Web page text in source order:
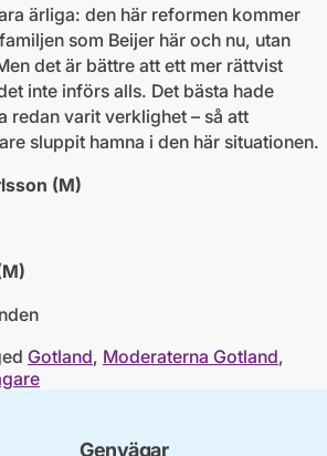
ärliga: den här reformen kommer
som Beijer här och nu, utan
det är bättre att ett mer rättvist
inte införs alls. Det bästa hade
redan varit verklighet – så att
sluppit hamna i den här situationen.
(M)
Gotland, Moderaterna Gotland,
Genvägar